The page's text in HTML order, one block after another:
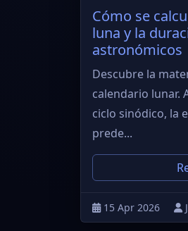
Cómo se
luna y la
astronómicos
Descubre la
calendario lunar.
ciclo sinódico, la
prede...
15 Apr 2026